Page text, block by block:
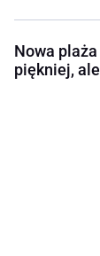
Nowa
piękniej,